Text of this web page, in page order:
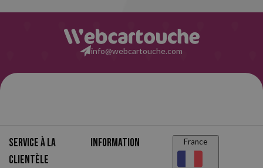
info@webcartouche.com
Service à la
clientèle
Information France